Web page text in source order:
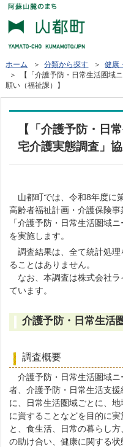
ホーム ＞分類から探す ＞健康
＞ 【「介護予防・日常生活圏域
願い（福祉課）】
【「介護予防・日
宅介護実態調査」
山都町では、令和8年度に
高齢者福祉計画・介護保険事
「介護予防・日常生活圏域
を実施します。
調査結果は、全て統計処理
ることはありません。
なお、本調査は株式会社ラ
ています。
介護予防・日常生活
調査概要
介護予防・日常生活圏域ニ
者、介護予防・日常生活支
に、日常生活圏域ごとに、地
に資することなどを目的に
と、食生活、日常の暮らし
の助け合い、健康に関する